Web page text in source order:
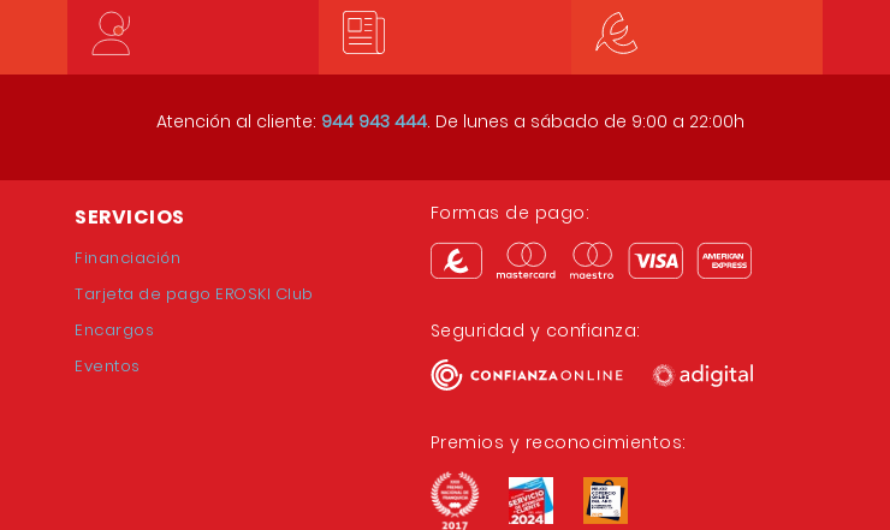
Atención al cliente: 944 943 444. De lunes a sábado de 9:00 a 22:00h
SERVICIOS
Financiación
Tarjeta de pago EROSKI Club
Encargos
Eventos
Formas de pago:
Seguridad y confianza:
Premios y reconocimientos: